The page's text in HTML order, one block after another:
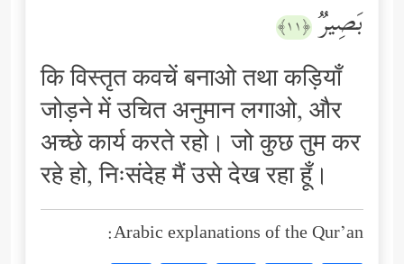
بَصِیرࣱ ﴿١١﴾
कि विस्तृत कवचें बनाओ तथा कड़ियाँ
जोड़ने में उचित अनुमान लगाओ, और
अच्छे कार्य करते रहो। जो कुछ तुम कर
रहे हो, निःसंदेह मैं उसे देख रहा हूँ।
Arabic explanations of the Qur’an: